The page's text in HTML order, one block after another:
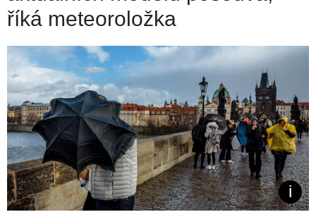
říká meteoroložka